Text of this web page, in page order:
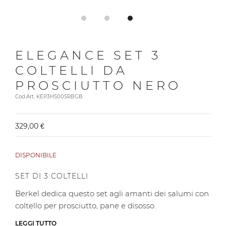
ELEGANCE SET 3
COLTELLI DA
PROSCIUTTO NERO
Cod.Art. KEP3HS00SRBGB
329,00 €
DISPONIBILE
SET DI 3 COLTELLI
Berkel dedica questo set agli amanti dei salumi con
coltello per prosciutto, pane e disosso.
LEGGI TUTTO